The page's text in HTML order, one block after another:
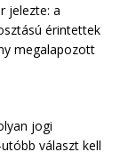
jelezte: a
érintettek
megalapozott
jogi
választ kell